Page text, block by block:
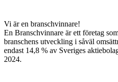
Vi är en branschvinnare!
En Branschvinnare är ett företag
branschens utveckling i såväl
endast 14,8 % av Sveriges
2024.